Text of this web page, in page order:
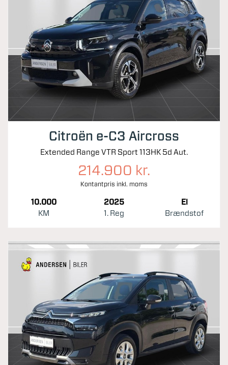
Citroën e-C3 Aircross
Extended Range VTR Sport 113HK 5d Aut.
214.900 kr.
Kontantpris inkl. moms
10.000
KM
2025
1. Reg
El
Brændstof